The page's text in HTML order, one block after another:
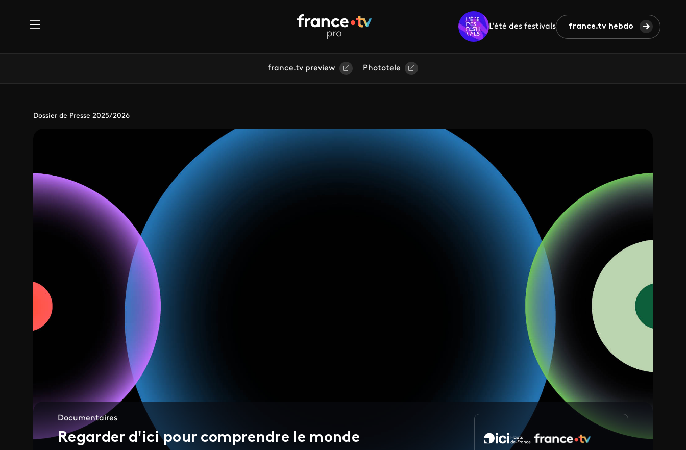
L'été des festivals france.tv hebdo
france.tv preview Phototele
Dossier de Presse 2025/2026
Documentaires
Regarder d'ici pour comprendre le monde